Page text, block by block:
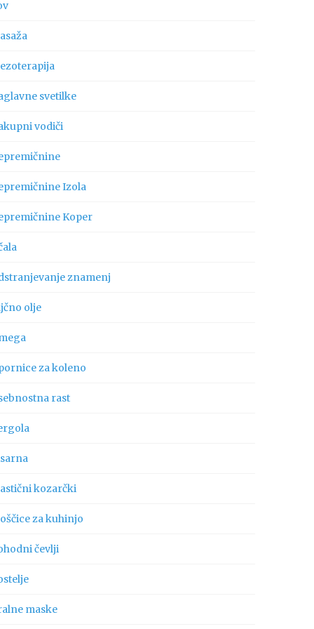
svetilke
vodiči
Izola
Koper
znamenj
olje
za koleno
rast
kozarčki
za kuhinjo
čevlji
maske